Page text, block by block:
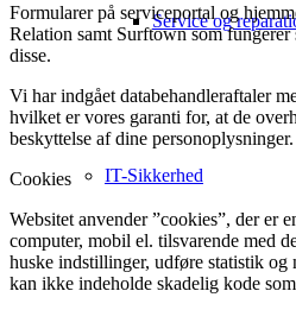
Service og
IT-Sikkerhed
Formularer på serviceportal og
Relation samt Surftown som fungerer
disse.
Vi har indgået databehandleraftaler
hvilket er vores garanti for, at de
beskyttelse af dine personoplysninger.
Cookies
Websitet anvender ”cookies”, der er
computer, mobil el. tilsvarende med
huske indstillinger, udføre statistik og
kan ikke indeholde skadelig kode